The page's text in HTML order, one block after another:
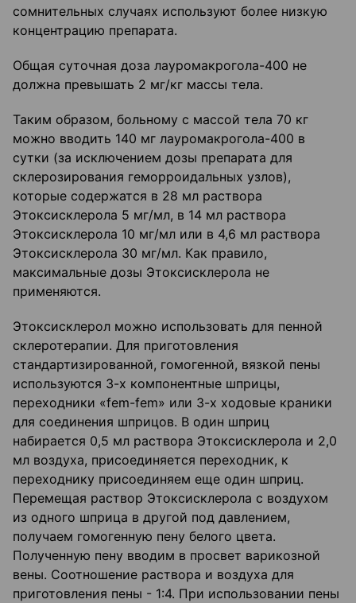
сомнительных случаях используют более низкую
концентрацию препарата.
Общая суточная доза лауромакрогола-400 не
должна превышать 2 мг/кг массы тела.
Таким образом, больному с массой тела 70 кг
можно вводить 140 мг лауромакрогола-400 в
сутки (за исключением дозы препарата для
склерозирования геморроидальных узлов),
которые содержатся в 28 мл раствора
Этоксисклерола 5 мг/мл, в 14 мл раствора
Этоксисклерола 10 мг/мл или в 4,6 мл раствора
Этоксисклерола 30 мг/мл. Как правило,
максимальные дозы Этоксисклерола не
применяются.
Этоксисклерол можно использовать для пенной
склеротерапии. Для приготовления
стандартизированной, гомогенной, вязкой пены
используются 3-х компонентные шприцы,
переходники «fem-fem» или 3-х ходовые краники
для соединения шприцов. В один шприц
набирается 0,5 мл раствора Этоксисклерола и 2,0
мл воздуха, присоединяется переходник, к
переходнику присоединяем еще один шприц.
Перемещая раствор Этоксисклерола с воздухом
из одного шприца в другой под давлением,
получаем гомогенную пену белого цвета.
Полученную пену вводим в просвет варикозной
вены. Соотношение раствора и воздуха для
приготовления пены - 1:4. При использовании пены